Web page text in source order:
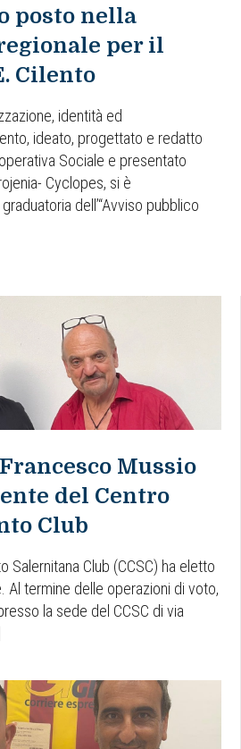
posto nella
per il
Cilento
identità ed
ideato, progettato e redatto
Sociale e presentato
Cyclopes, si è
dell’“Avviso pubblico
Mussio
del Centro
Club
Salernitana Club (CCSC) ha eletto
Al termine delle operazioni di voto,
la sede del CCSC di via